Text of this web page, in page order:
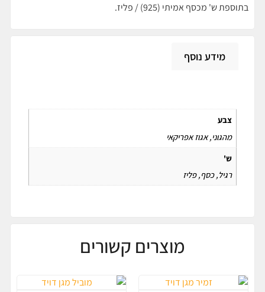
בתוספת ש' מכסף אמיתי (925) / פליז.
מידע נוסף
צבע
מהגוני, אגוז אפריקאי
ש'
רגיל, כסף, פליז
מוצרים קשורים